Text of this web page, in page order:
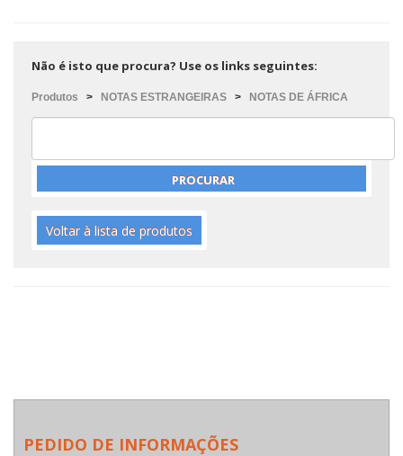
Não é isto que procura? Use os links seguintes:
Produtos > NOTAS ESTRANGEIRAS > NOTAS DE ÁFRICA
Voltar à lista de produtos
PEDIDO DE INFORMAÇÕES